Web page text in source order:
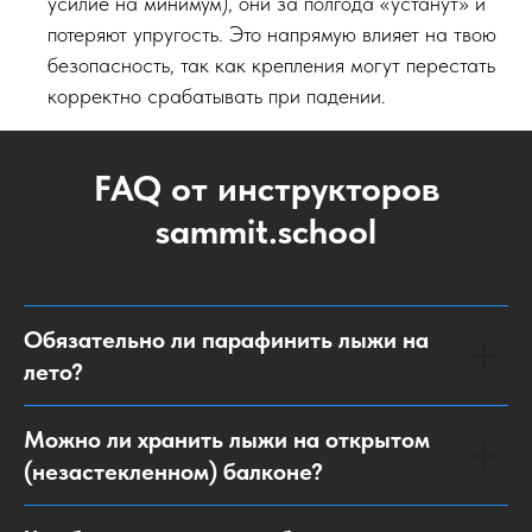
потеряют упругость. Это напрямую влияет на твою
безопасность, так как крепления могут перестать
корректно срабатывать при падении.
FAQ от инструкторов
sammit.school
Обязательно ли парафинить лыжи на
лето?
Можно ли хранить лыжи на открытом
(незастекленном) балконе?